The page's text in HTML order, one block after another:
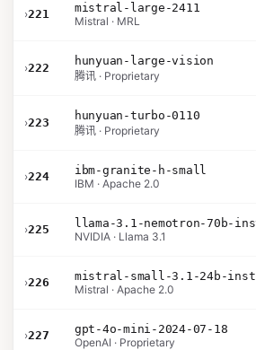
›221
mistral-large-2411
Mistral · MRL
›222
hunyuan-large-vision
腾讯 · Proprietary
›223
hunyuan-turbo-0110
腾讯 · Proprietary
›224
ibm-granite-h-small
IBM · Apache 2.0
›225
NVIDIA · Llama 3.1
›226
Mistral · Apache 2.0
›227
gpt-4o-mini-2024-07-18
OpenAI · Proprietary